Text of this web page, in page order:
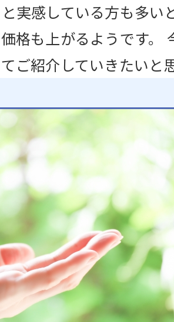
実感している方も多
格も上がるようです
ご紹介していきたいと